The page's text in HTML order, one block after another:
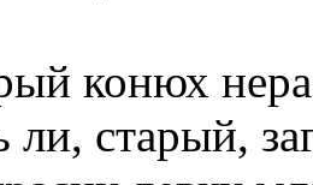
конюх
ли, старый,